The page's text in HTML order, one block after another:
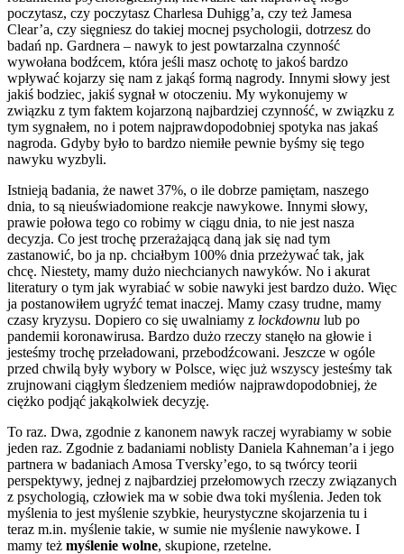
poczytasz, czy poczytasz Charlesa Duhigg’a, czy też Jamesa
Clear’a, czy sięgniesz do takiej mocnej psychologii, dotrzesz do
badań np. Gardnera – nawyk to jest powtarzalna czynność
wywołana bodźcem, która jeśli masz ochotę to jakoś bardzo
wpływać kojarzy się nam z jakąś formą nagrody. Innymi słowy jest
jakiś bodziec, jakiś sygnał w otoczeniu. My wykonujemy w
związku z tym faktem kojarzoną najbardziej czynność, w związku z
tym sygnałem, no i potem najprawdopodobniej spotyka nas jakaś
nagroda. Gdyby było to bardzo niemiłe pewnie byśmy się tego
nawyku wyzbyli.
Istnieją badania, że nawet 37%, o ile dobrze pamiętam, naszego
dnia, to są nieuświadomione reakcje nawykowe. Innymi słowy,
prawie połowa tego co robimy w ciągu dnia, to nie jest nasza
decyzja. Co jest trochę przerażającą daną jak się nad tym
zastanowić, bo ja np. chciałbym 100% dnia przeżywać tak, jak
chcę. Niestety, mamy dużo niechcianych nawyków. No i akurat
literatury o tym jak wyrabiać w sobie nawyki jest bardzo dużo. Więc
ja postanowiłem ugryźć temat inaczej. Mamy czasy trudne, mamy
czasy kryzysu. Dopiero co się uwalniamy z lockdownu lub po
pandemii koronawirusa. Bardzo dużo rzeczy stanęło na głowie i
jesteśmy trochę przeładowani, przebodźcowani. Jeszcze w ogóle
przed chwilą były wybory w Polsce, więc już wszyscy jesteśmy tak
zrujnowani ciągłym śledzeniem mediów najprawdopodobniej, że
ciężko podjąć jakąkolwiek decyzję.
To raz. Dwa, zgodnie z kanonem nawyk raczej wyrabiamy w sobie
jeden raz. Zgodnie z badaniami noblisty Daniela Kahneman’a i jego
partnera w badaniach Amosa Tversky’ego, to są twórcy teorii
perspektywy, jednej z najbardziej przełomowych rzeczy związanych
z psychologią, człowiek ma w sobie dwa toki myślenia. Jeden tok
myślenia to jest myślenie szybkie, heurystyczne skojarzenia tu i
teraz m.in. myślenie takie, w sumie nie myślenie nawykowe. I
mamy też myślenie wolne, skupione, rzetelne.